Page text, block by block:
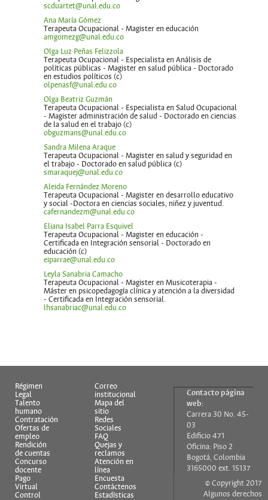
scduartet@unal.edu.co
Ana María Gómez
Terapeuta Ocupacional - Magister en educación
amgomezg@unal.edu.co
Olga Luz Peñas Felizzola
Terapeuta Ocupacional - Especialista en Análisis de
políticas públicas - Magister en salud pública - Doctorado
en estudios políticos (c)
olpenasf@unal.edu.co
Olga Beatriz Guzmán
Terapeuta Ocupacional - Especialista en Salud Ocupacional
- Magister administración de salud - Doctorado en ciencias
de la salud en el trabajo (c)
obguzmans@unal.edu.co
Sandra Milena Araque
Terapeuta Ocupacional - Magister en salud y seguridad en
el trabajo - Doctorado en salud pública (c)
smaraquej@unal.edu.co
Aleida Fernández Moreno
Terapeuta Ocupacional - Magister en desarrollo educativo
y social -Doctora en ciencias sociales, niñez y juventud.
cafernandezm@unal.edu.co
Eliana Isabel Parra Esquivel
Terapeuta Ocupacional - Magister en educación -
Certificada en Integración sensorial - Doctorado en
educación (c)
eiparrae@unal.edu.co
Leyla Sanabria Camacho
Terapeuta Ocupacional - Magister en Musicoterapia -
Máster en psicopedagogía clínica y atención a la diversidad
- Certificada en Integración sensorial.
lhsanabriac@unal.edu.co
Régimen
Legal
Talento
humano
Contratación
Ofertas de
empleo
Rendición
de cuentas
Concurso
docente
Pago
Virtual
Control
Correo
institucional
Mapa del
sitio
Redes
Sociales
FAQ
Quejas y
reclamos
Atención en
línea
Encuesta
Contáctenos
Estadísticas
Contacto página
web:
Carrera 30 No. 45-
03
Edificio 471
Oficina: Piso 2
Bogotá, Colombia
3165000 ext. 15137
© Copyright 2017
Algunos derechos